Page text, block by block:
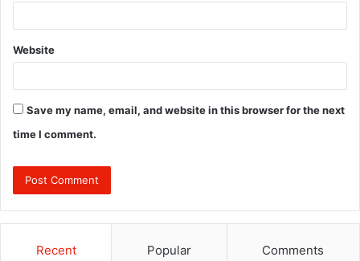
Website
Save my name, email, and website in this browser for the next
time I comment.
Recent Popular Comments